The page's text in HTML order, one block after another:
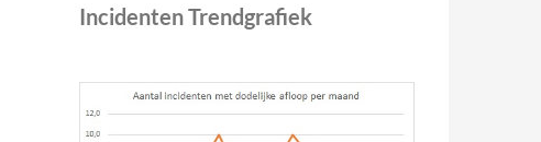
Incidenten Trendgrafiek